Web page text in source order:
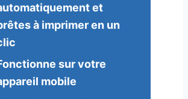
et
à imprimer en un
sur votre
mobile